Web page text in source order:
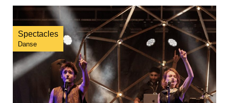
Spectacles
Danse